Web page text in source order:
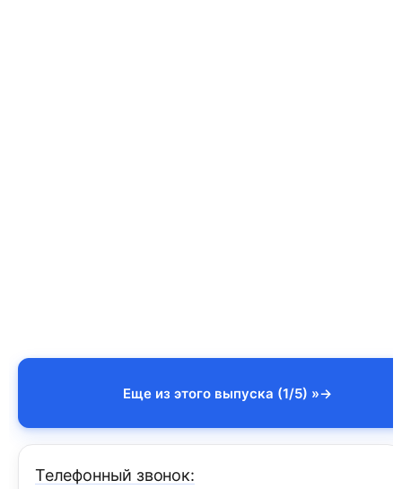
Еще из этого выпуска (1/5) »
Телефонный звонок: